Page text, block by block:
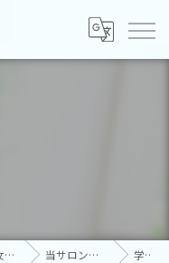
東京都恵比寿の脱毛なら都度払い脱毛女性専門店-EN- 当サロンの特徴 学生